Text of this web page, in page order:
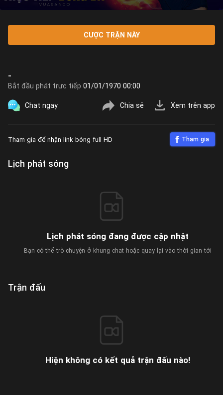
CƯỢC TRẬN NÀY
-
Bắt đầu phát trực tiếp 01/01/1970 00:00
Chat ngay Chia sẻ Xem trên app
Tham gia để nhận link bóng full HD Tham gia
Lịch phát sóng
Lịch phát sóng đang được cập nhật
Bạn có thể trò chuyện ở khung chat hoặc quay lại vào thời gian tới
Trận đấu
Hiện không có kết quả trận đấu nào!